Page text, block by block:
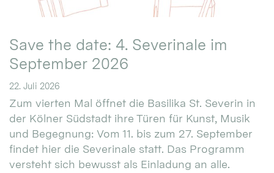
Save the date: 4. Severinale im
September 2026
22. Juli 2026
Zum vierten Mal öffnet die Basilika St. Severin in
der Kölner Südstadt ihre Türen für Kunst, Musik
und Begegnung: Vom 11. bis zum 27. September
findet hier die Severinale statt. Das Programm
versteht sich bewusst als Einladung an alle.